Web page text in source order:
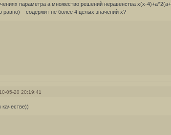
параметра а множество решений неравенства x(x-
содержит не более 4 целых значений x?
05-20 20:19:41